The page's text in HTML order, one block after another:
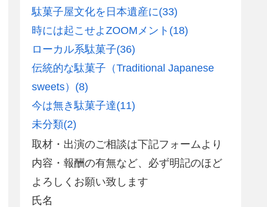
駄菓子屋文化を日本遺産に(33)
時には起こせよZOOMメント (18)
ローカル系駄菓子(36)
伝統的な駄菓子（Traditional Japanese
sweets） (8)
今は無き駄菓子達(11)
未分類(2)
取材・出演のご相談は下記フォームより
内容・報酬の有無など、必ず明記のほど
よろしくお願い致します
氏名